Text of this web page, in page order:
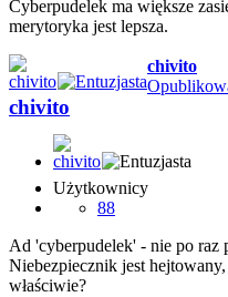
Cyberpudelek ma większe
merytoryka jest lepsza.
chivito
chivito
Użytkownicy
88
Ad 'cyberpudelek' - nie po raz
Niebezpiecznik jest
właściwie?